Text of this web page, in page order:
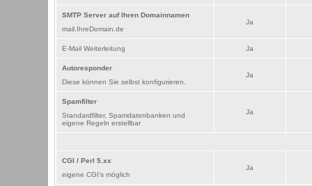
SMTP Server auf Ihren Domainnamen
mail.IhreDomain.de
Ja
E-Mail Weiterleitung Ja
Autoresponder
Diese können Sie selbst konfigurieren.
Ja
Spamfilter
Standardfilter, Spamdatenbanken und
eigene Regeln erstellbar
Ja
CGI / Perl 5.xx
eigene CGI's möglich
Ja